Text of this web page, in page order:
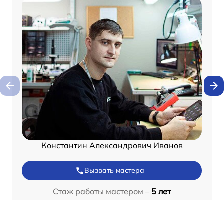
Константин Александрович Иванов
Вызвать мастера
Стаж работы мастером – 5 лет